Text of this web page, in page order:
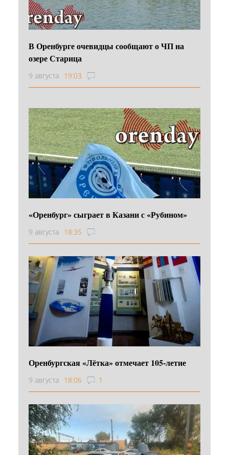
В Оренбурге очевидцы сообщают о ЧП на
озере Старица
9 августа 19:03
«Оренбург» сыграет в Казани с «Рубином»
9 августа 18:35
Оренбургская «Лётка» отмечает 105-летие
9 августа 18:06 1